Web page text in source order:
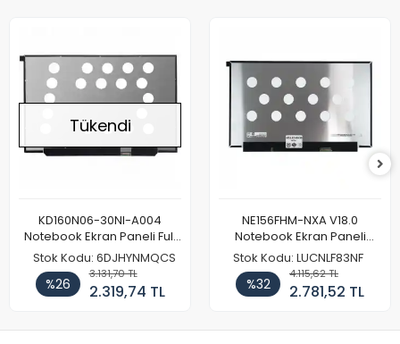
Tükendi
KD160N06-30NI-A004
Notebook Ekran Paneli Full
HD
Stok Kodu: 6DJHYNMQCS
%26
3.131,70 TL
2.319,74 TL
NE156FHM-NXA V18.0
Notebook Ekran Paneli
144Hz
Stok Kodu: LUCNLF83NF
%32
4.115,62 TL
2.781,52 TL